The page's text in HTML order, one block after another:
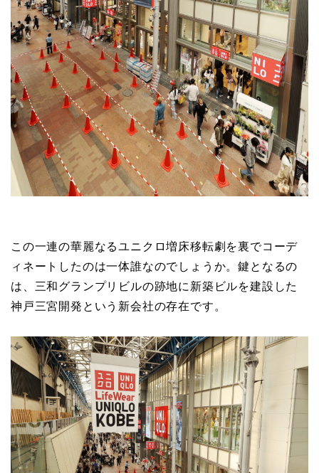
この一連の華麗なるユニクロ増床移転劇を裏でコーデ
ィネートしたのは一体誰なのでしょうか。鍵となるの
は、三和グランプリビルの跡地に新築ビルを建設した
神戸三宮開発という新会社の存在です。